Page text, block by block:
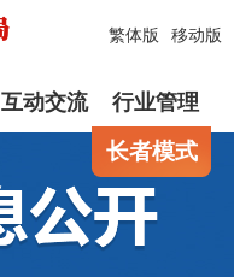
繁体版 移动版
互动交流 行业管理
长者模式